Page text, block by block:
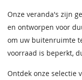
Onze veranda's zijn
en ontworpen voor
om uw buitenruimte
voorraad is beperkt,
Ontdek onze selectie